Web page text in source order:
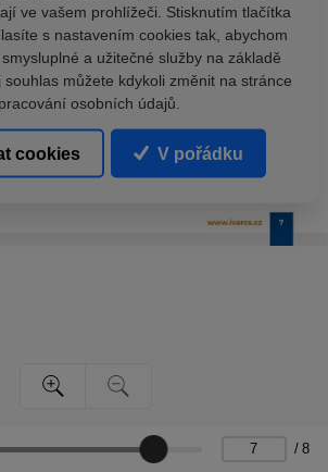
/ 8
ve vašem prohlížeči. Stisknutím tlačítka
s nastavením cookies tak, abychom
a užitečné služby na základě
souhlas můžete kdykoli změnit na stránce
osobních údajů.
cookies V pořádku